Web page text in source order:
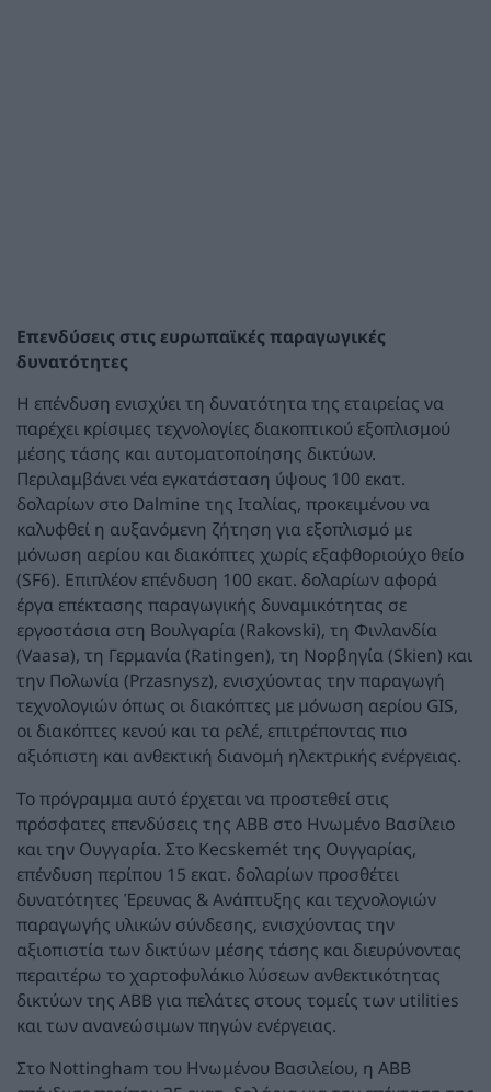
Επενδύσεις στις ευρωπαϊκές παραγωγικές
δυνατότητες
Η επένδυση ενισχύει τη δυνατότητα της εταιρείας να
παρέχει κρίσιμες τεχνολογίες διακοπτικού εξοπλισμού
μέσης τάσης και αυτοματοποίησης δικτύων.
Περιλαμβάνει νέα εγκατάσταση ύψους 100 εκατ.
δολαρίων στο Dalmine της Ιταλίας, προκειμένου να
καλυφθεί η αυξανόμενη ζήτηση για εξοπλισμό με
μόνωση αερίου και διακόπτες χωρίς εξαφθοριούχο θείο
(SF6). Επιπλέον επένδυση 100 εκατ. δολαρίων αφορά
έργα επέκτασης παραγωγικής δυναμικότητας σε
εργοστάσια στη Βουλγαρία (Rakovski), τη Φινλανδία
(Vaasa), τη Γερμανία (Ratingen), τη Νορβηγία (Skien) και
την Πολωνία (Przasnysz), ενισχύοντας την παραγωγή
τεχνολογιών όπως οι διακόπτες με μόνωση αερίου GIS,
οι διακόπτες κενού και τα ρελέ, επιτρέποντας πιο
αξιόπιστη και ανθεκτική διανομή ηλεκτρικής ενέργειας.
Το πρόγραμμα αυτό έρχεται να προστεθεί στις
πρόσφατες επενδύσεις της ABB στο Ηνωμένο Βασίλειο
και την Ουγγαρία. Στο Kecskemét της Ουγγαρίας,
επένδυση περίπου 15 εκατ. δολαρίων προσθέτει
δυνατότητες Έρευνας & Ανάπτυξης και τεχνολογιών
παραγωγής υλικών σύνδεσης, ενισχύοντας την
αξιοπιστία των δικτύων μέσης τάσης και διευρύνοντας
περαιτέρω το χαρτοφυλάκιο λύσεων ανθεκτικότητας
δικτύων της ABB για πελάτες στους τομείς των utilities
και των ανανεώσιμων πηγών ενέργειας.
Στο Nottingham του Ηνωμένου Βασιλείου, η ABB